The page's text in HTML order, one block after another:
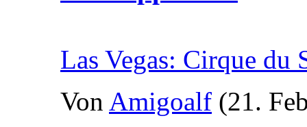
Las Vegas: Cirque
Von Amigoalf (21.